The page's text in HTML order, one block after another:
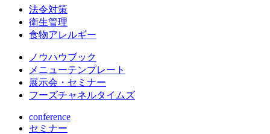
法令対策
衛生管理
食物アレルギー
ノウハウブック
メニューテンプレート
展示会・セミナー
フーズチャネルタイムズ
conference
セミナー